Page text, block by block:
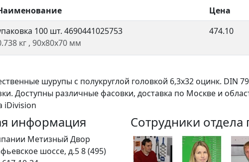
Цена
100 шт. 4690441025753
кг , 90x80x70 мм
474.10
шурупы с полукруглой головкой 6,3x32 оцинк.
Доступны различные фасовки, доставка по Москве и
iDivision
информация
Метизный Двор
шоссе, д.58 (495)
Сотрудники